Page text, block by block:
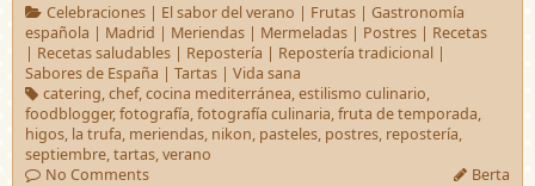
Celebraciones| El sabor del verano | Frutas| Gastronomía
española | Madrid | Meriendas | Mermeladas | Postres | Recetas
| Recetas saludables | Repostería | Repostería tradicional |
Sabores de España | Tartas | Vida sana
catering,chef,cocina mediterránea,estilismo culinario,
foodblogger,fotografía,fotografía culinaria,fruta de temporada,
higos, la trufa, meriendas, nikon, pasteles, postres, repostería,
septiembre,tartas,verano
No Comments
Berta